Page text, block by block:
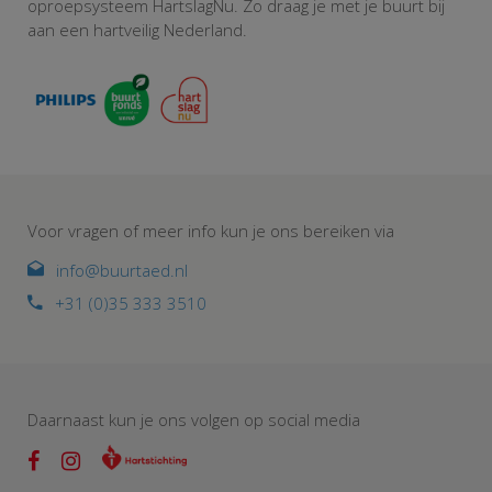
oproepsysteem HartslagNu. Zo draag je met je buurt bij
aan een hartveilig Nederland.
Voor vragen of meer info kun je ons bereiken via
info@buurtaed.nl
+31 (0)35 333 3510
Daarnaast kun je ons volgen op social media